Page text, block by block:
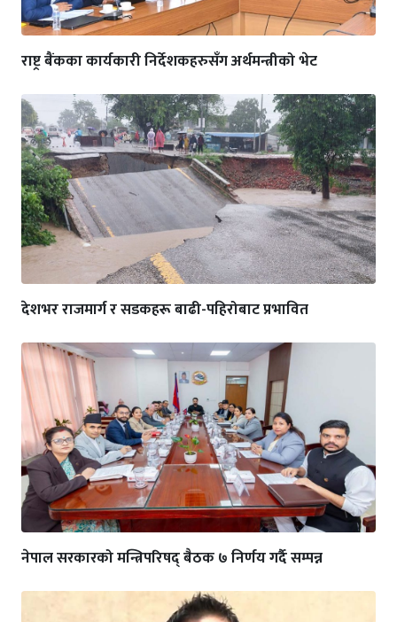
राष्ट्र बैंकका कार्यकारी निर्देशकहरुसँग अर्थमन्त्रीको भेट
देशभर राजमार्ग र सडकहरू बाढी-पहिरोबाट प्रभावित
नेपाल सरकारको मन्त्रिपरिषद् बैठक ७ निर्णय गर्दै सम्पन्न